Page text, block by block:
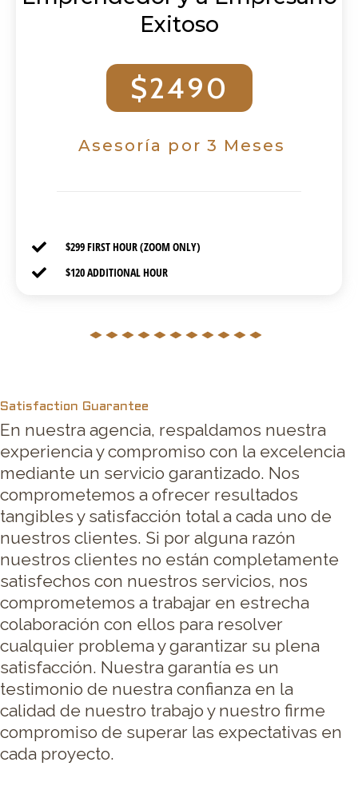
Exitoso
$2490
Asesoría por 3 Meses
$299 FIRST HOUR (ZOOM ONLY)
$120 ADDITIONAL HOUR
Satisfaction Guarantee
En nuestra agencia, respaldamos nuestra
experiencia y compromiso con la excelencia
mediante un servicio garantizado. Nos
comprometemos a ofrecer resultados
tangibles y satisfacción total a cada uno de
nuestros clientes. Si por alguna razón
nuestros clientes no están completamente
satisfechos con nuestros servicios, nos
comprometemos a trabajar en estrecha
colaboración con ellos para resolver
cualquier problema y garantizar su plena
satisfacción. Nuestra garantía es un
testimonio de nuestra confianza en la
calidad de nuestro trabajo y nuestro firme
compromiso de superar las expectativas en
cada proyecto.